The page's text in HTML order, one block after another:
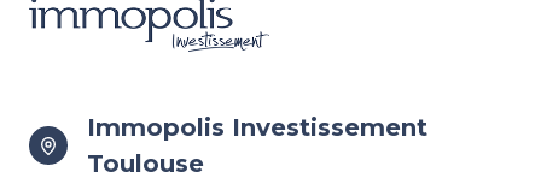
Immopolis Investissement
Toulouse